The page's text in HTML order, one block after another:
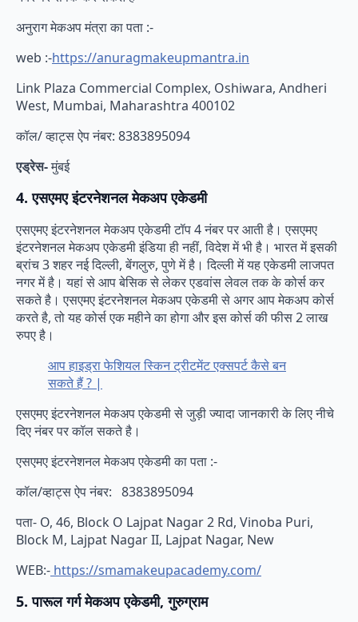
अनुराग मेकअप मंत्रा का पता :-
web :-https://anuragmakeupmantra.in
Link Plaza Commercial Complex, Oshiwara, Andheri
West, Mumbai, Maharashtra 400102
कॉल/ व्हाट्स ऐप नंबर: 8383895094
एड्रेस-मुंबई
4. एसएमए इंटरनेशनल मेकअप एकेडमी
एसएमए इंटरनेशनल मेकअप एकेडमी टॉप 4 नंबर पर आती है। एसएमए
इंटरनेशनल मेकअप एकेडमी इंडिया ही नहीं, विदेश में भी है। भारत में इसकी
ब्रांच 3 शहर नई दिल्ली, बेंगलुरु, पुणे में है। दिल्ली में यह एकेडमी लाजपत
नगर में है। यहां से आप बेसिक से लेकर एडवांस लेवल तक के कोर्स कर
सकते है। एसएमए इंटरनेशनल मेकअप एकेडमी से अगर आप मेकअप कोर्स
करते है, तो यह कोर्स एक महीने का होगा और इस कोर्स की फीस 2 लाख
रुपए है।
आप हाइड्रा फेशियल स्किन ट्रीटमेंट एक्सपर्ट कैसे बन
सकते हैं ? |
एसएमए इंटरनेशनल मेकअप एकेडमी से जुड़ी ज्यादा जानकारी के लिए नीचे
दिए नंबर पर कॉल सकते है।
एसएमए इंटरनेशनल मेकअप एकेडमी का पता :-
कॉल/व्हाट्स ऐप नंबर: 8383895094
पता- O, 46, Block O Lajpat Nagar 2 Rd, Vinoba Puri,
Block M, Lajpat Nagar II, Lajpat Nagar, New
WEB:- https://smamakeupacademy.com/
5. पारूल गर्ग मेकअप एकेडमी, गुरुग्राम